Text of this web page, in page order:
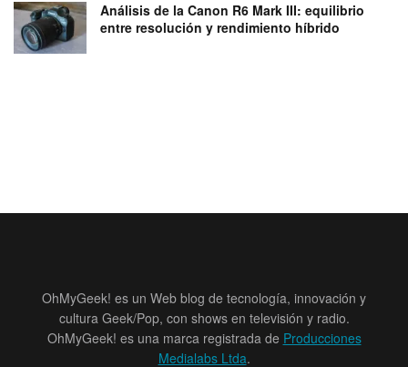
Análisis de la Canon R6 Mark III: equilibrio
entre resolución y rendimiento híbrido
OhMyGeek! es un Web blog de tecnología, innovación y
cultura Geek/Pop, con shows en televisión y radio.
OhMyGeek! es una marca registrada de Producciones
Medialabs Ltda.